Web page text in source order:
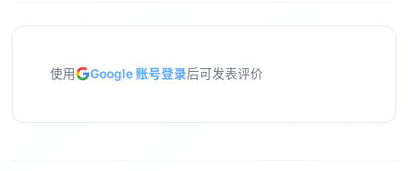
使用 Google 账号登录后可发表评价